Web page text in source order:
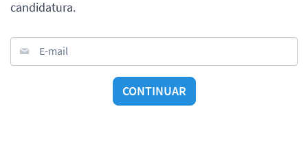
candidatura.
E-mail
CONTINUAR